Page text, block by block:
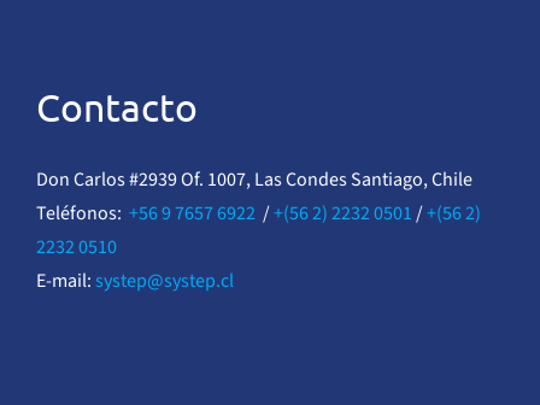
Contacto
Don Carlos #2939 Of. 1007, Las Condes Santiago, Chile
Teléfonos: +56 9 7657 6922/+(56 2) 2232 0501/+(56 2)
2232 0510
E-mail: systep@systep.cl